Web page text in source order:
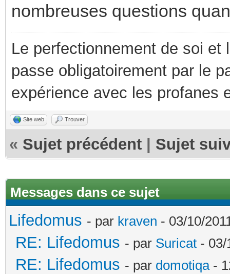
nombreuses questions
Le perfectionnement de soi
passe obligatoirement par le
expérience avec les profanes
Site web Trouver
« Sujet précédent Sujet
Messages dans ce sujet
Lifedomus - par kraven - 03/10/
RE: Lifedomus - par Suricat - 03/
RE: Lifedomus - par domotiqa-